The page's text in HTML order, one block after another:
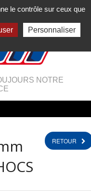
NOTRE
RETOUR
le contrôle sur ceux que
Personnaliser